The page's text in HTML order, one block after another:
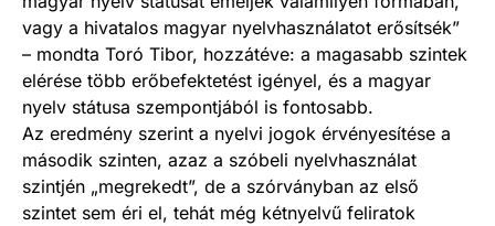
vagy a hivatalos magyar nyelvhasználatot erősítsék”
– mondta Toró Tibor, hozzátéve: a magasabb szintek
elérése több erőbefektetést igényel, és a magyar
nyelv státusa szempontjából is fontosabb.
Az eredmény szerint a nyelvi jogok érvényesítése a
második szinten, azaz a szóbeli nyelvhasználat
szintjén „megrekedt”, de a szórványban az első
szintet sem éri el, tehát még kétnyelvű feliratok